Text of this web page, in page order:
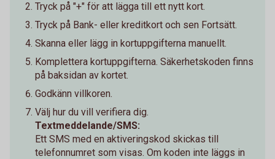
Tryck på "+" för att lägga till ett nytt kort.
Tryck på Bank- eller kreditkort och sen Fortsätt.
Skanna eller lägg in kortuppgifterna manuellt.
Komplettera kortuppgifterna. Säkerhetskoden finns
på baksidan av kortet.
Godkänn villkoren.
Välj hur du vill verifiera dig.
Textmeddelande/SMS:
Ett SMS med en aktiveringskod skickas till
telefonnumret som visas. Om koden inte läggs in